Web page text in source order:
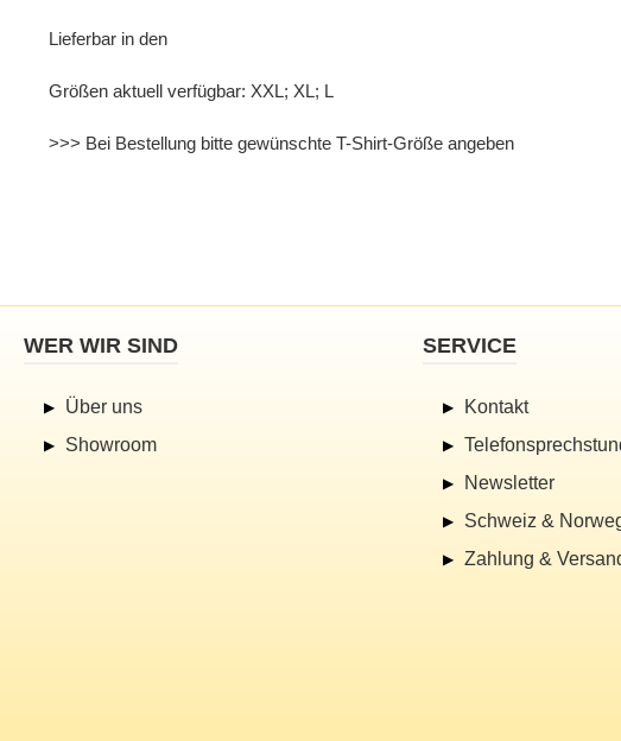
Lieferbar in den
Größen aktuell verfügbar: XXL; XL; L
>>> Bei Bestellung bitte gewünschte T-Shirt-Größe angeben
WER WIR SIND
Über uns
Showroom
SERVICE
Kontakt
Newsletter
Schweiz &
Zahlung &